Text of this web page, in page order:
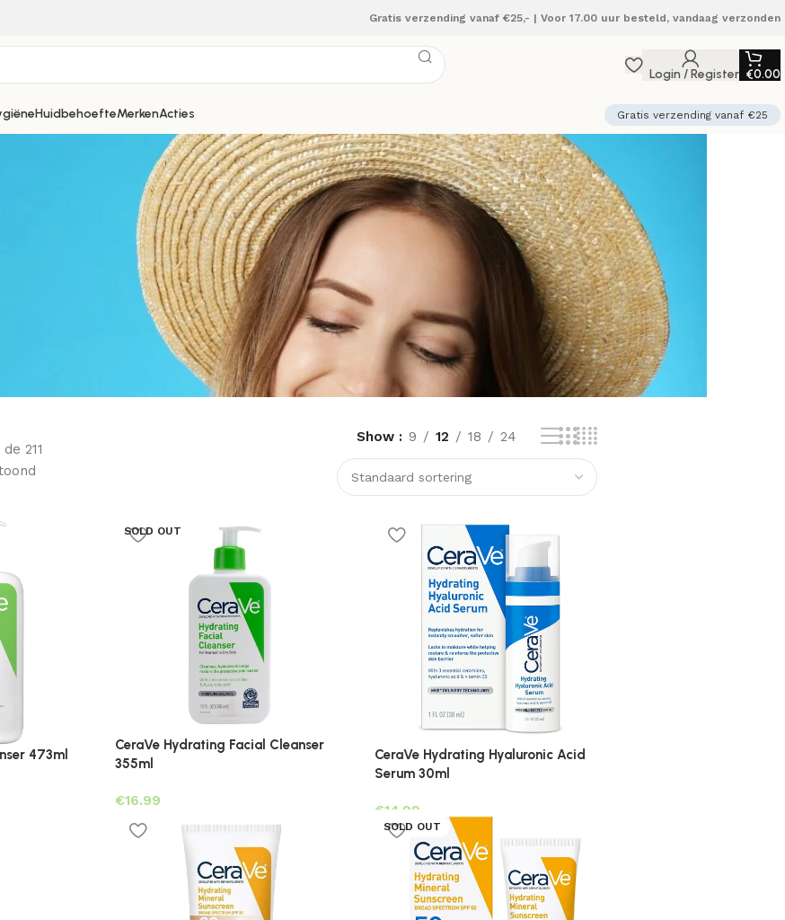
Gratis verzending vanaf €25,- | Voor 17.00 uur besteld, vandaag verzonden
Login / Register €0.00
HuidbehoefteMerkenActies Gratis verzending vanaf €25
211
Show 9 12 18 24
473ml
SOLD OUT
CeraVe Hydrating Facial Cleanser
355ml
€
CeraVe Hydrating Hyaluronic Acid
Serum 30ml
€
SOLD OUT